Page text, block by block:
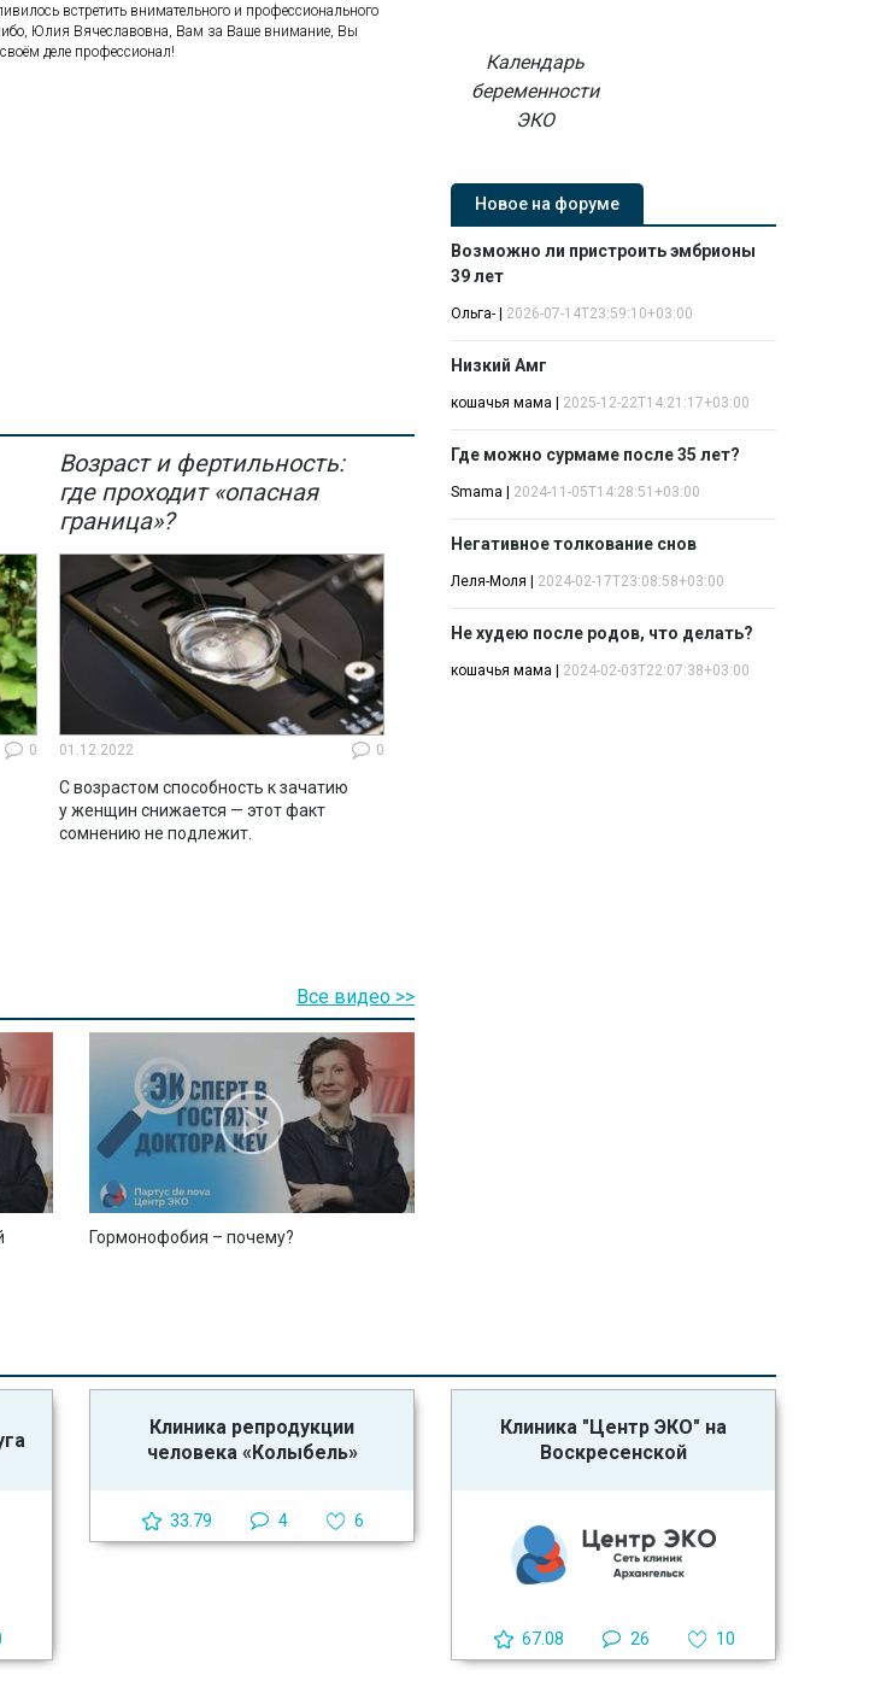
встретить внимательного и профессионального
Юлия Вячеславовна, Вам за Ваше внимание, Вы
деле профессионал!
0
Возраст и фертильность:
где проходит «опасная
граница»?
01.12.2022 0
С возрастом способность к зачатию
у женщин снижается — этот факт
сомнению не подлежит.
Календарь
беременности
ЭКО
Новое на форуме
Возможно ли пристроить эмбрионы
39 лет
Ольга- 2026-07-14T23:59:10+03:00
Низкий Амг
кошачья мама 2025-12-22T14:21:17+03:00
Где можно сурмаме после 35 лет?
Smama 2024-11-05T14:28:51+03:00
Негативное толкование снов
Леля-Моля 2024-02-17T23:08:58+03:00
Не худею после родов, что делать?
кошачья мама 2024-02-03T22:07:38+03:00
Гормонофобия – почему?
Все видео >>
Клиника репродукции
человека «Колыбель»
33.79 4 6
Клиника "Центр ЭКО" на
Воскресенской
67.08 26 10